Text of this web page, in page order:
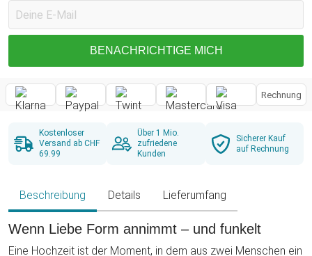
BENACHRICHTIGE MICH
Rechnung
Kostenloser
Versand ab CHF
69.99
Über 1 Mio.
zufriedene
Kunden
Sicherer Kauf
auf Rechnung
Beschreibung Details Lieferumfang
Wenn Liebe Form annimmt – und funkelt
Eine Hochzeit ist der Moment, in dem aus zwei Menschen ein